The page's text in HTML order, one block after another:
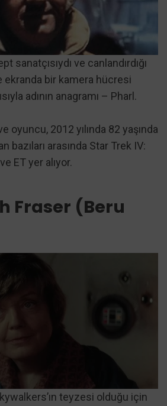
sanatçısıydı ve canlandırdığı
ekranda bir kamera hücresi
adının anagramı – Pharl.
oyuncu, 2012 yılında 82 yaşında
bazıları arasında Star Trek IV:
ET yer alıyor.
Fraser (Beru
teyzesi olduğu için